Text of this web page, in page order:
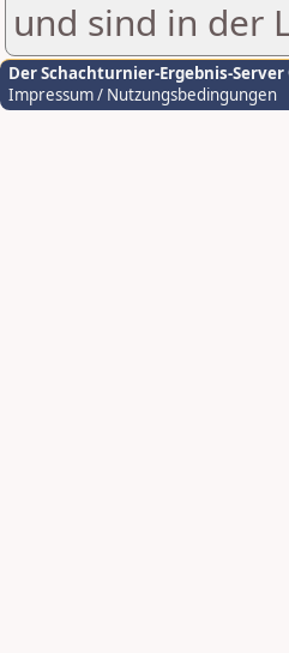
und sind in der
Der Schachturnier-Ergebnis-Server
Impressum / Nutzungsbedingungen